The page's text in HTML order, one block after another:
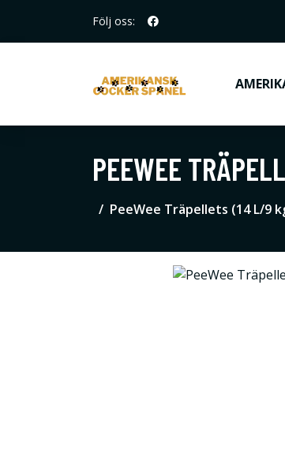
Följ oss:
PEEWEE
PeeWee Träpellets (14 L/9